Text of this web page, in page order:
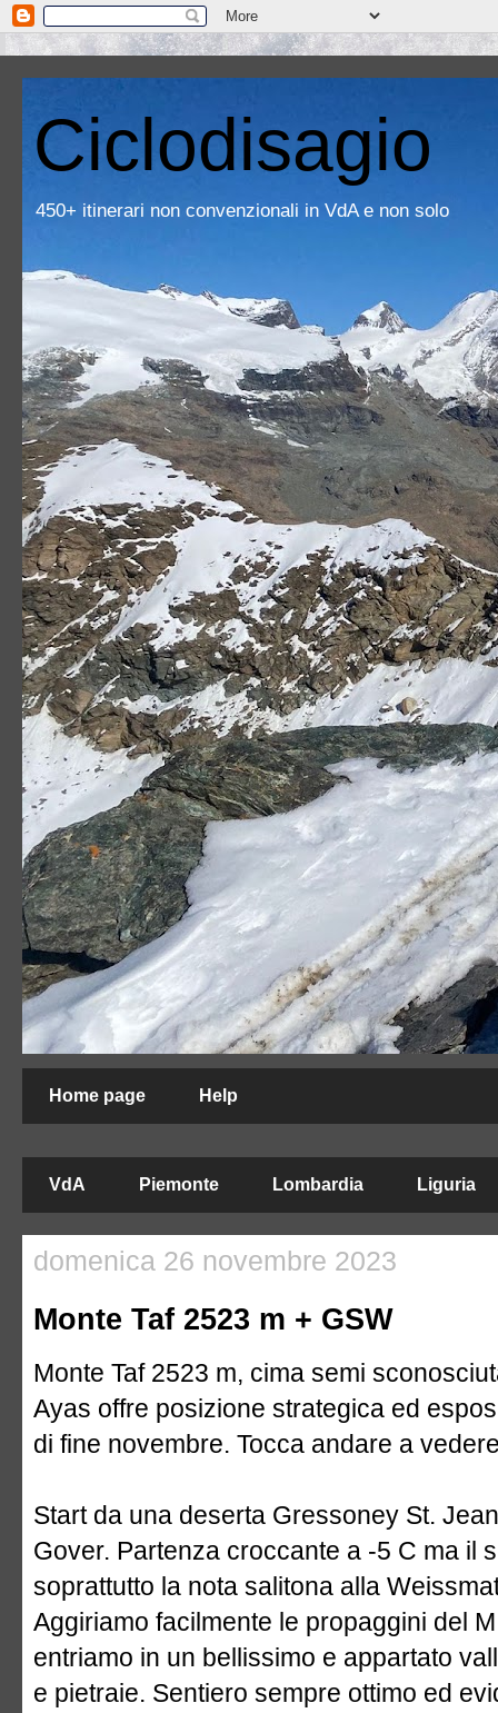
Ciclodisagio
450+ itinerari non convenzionali in VdA e non solo
Home page Help
VdA Piemonte Lombardia Liguria
domenica 26 novembre 2023
Monte Taf 2523 m + GSW
Monte Taf 2523 m, cima semi
Ayas offre posizione strategica ed
di fine novembre. Tocca andare a
Start da una deserta Gressoney St.
Gover. Partenza croccante a -5 C ma il
soprattutto la nota salitona alla
Aggiriamo facilmente le propaggini del
entriamo in un bellissimo e appartato
e pietraie. Sentiero sempre ottimo ed